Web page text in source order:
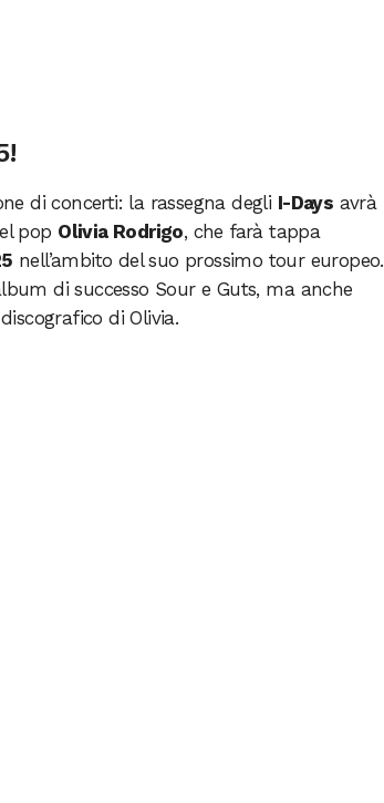
di concerti: la rassegna degli I-Days avrà
pop Olivia Rodrigo, che farà tappa
nell’ambito del suo prossimo tour europeo.
di successo Sour e Guts, ma anche
di Olivia.